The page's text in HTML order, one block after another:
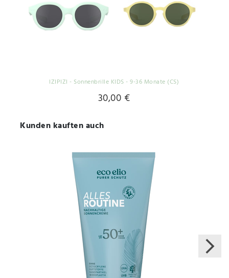
IZIPIZI - Sonnenbrille KIDS - 9-36 Monate (CS)
30,00 €
Kunden kauften auch